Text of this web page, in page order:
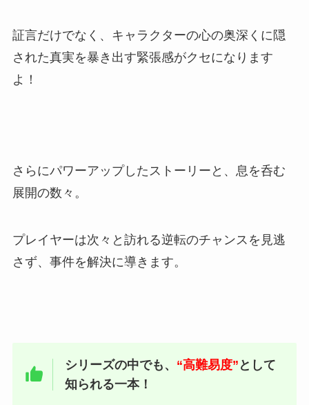
証言だけでなく、キャラクターの心の奥深くに隠
された真実を暴き出す緊張感がクセになります
よ！
さらにパワーアップしたストーリーと、息を呑む
展開の数々。
プレイヤーは次々と訪れる逆転のチャンスを見逃
さず、事件を解決に導きます。
シリーズの中でも、 “高難易度” として
知られる一本！